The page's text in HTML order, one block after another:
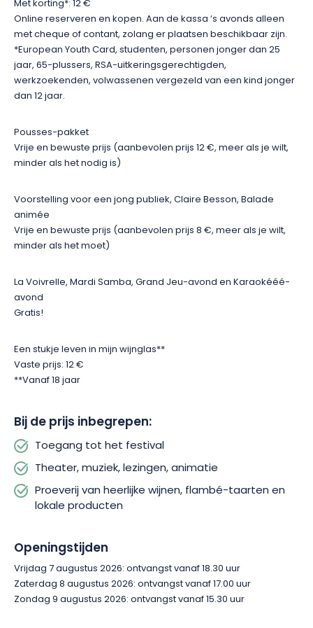
Laat je verrassen door dit originele culturele avontuur en
dompel je onder in de feestelijke sfeer van Soirs à Pressoirs in
Reichsfeld. Een uitnodiging om creativiteit, ontmoetingen en
het plezier van samenzijn te vieren tijdens een festival op
menselijke schaal. Bekijk het programma en bereid uw
bezoek voor om unieke momenten te beleven in het hart van
de Elzasser wijngaarden.
Met korting*: 12 €
Online reserveren en kopen. Aan de kassa ‘s avonds alleen
met cheque of contant, zolang er plaatsen beschikbaar zijn.
*European Youth Card, studenten, personen jonger dan 25
jaar, 65-plussers, RSA-uitkeringsgerechtigden,
werkzoekenden, volwassenen vergezeld van een kind jonger
dan 12 jaar.
Pousses-pakket
Vrije en bewuste prijs (aanbevolen prijs 12 €, meer als je wilt,
minder als het nodig is)
Voorstelling voor een jong publiek, Claire Besson, Balade
animée
Vrije en bewuste prijs (aanbevolen prijs 8 €, meer als je wilt,
minder als het moet)
La Voivrelle, Mardi Samba, Grand Jeu-avond en Karaokééé-
avond
Gratis!
Een stukje leven in mijn wijnglas**
Vaste prijs: 12 €
**Vanaf 18 jaar
Bij de prijs inbegrepen:
Toegang tot het festival
Theater, muziek, lezingen, animatie
Proeverij van heerlijke wijnen, flambé-taarten en
lokale producten
Openingstijden
Vrijdag 7 augustus 2026: ontvangst vanaf 18.30 uur
Zaterdag 8 augustus 2026: ontvangst vanaf 17.00 uur
Zondag 9 augustus 2026: ontvangst vanaf 15.30 uur